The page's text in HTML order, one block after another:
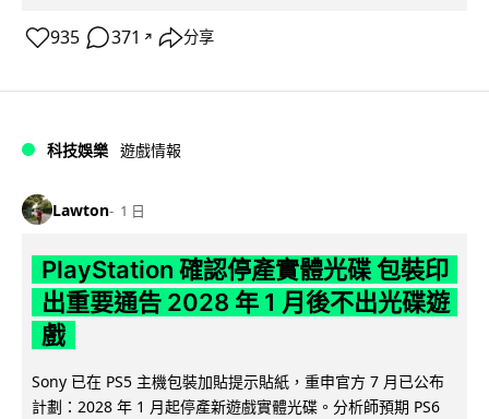
935 371 ↗ 分享
科技娛樂 遊戲情報
Lawton 1 日
PlayStation 確認停產實體光碟 包裝印
出重要通告 2028 年 1 月後不出光碟遊
戲
Sony 已在 PS5 主機包裝加貼提示貼紙，重申官方 7 月已公布
計劃：2028 年 1 月起停產新遊戲實體光碟。分析師預期 PS6